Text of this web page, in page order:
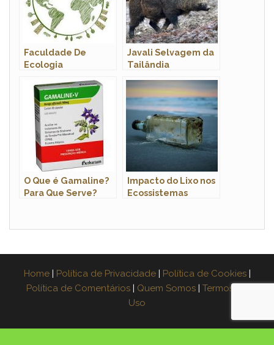
Faculdade De
Ecologia
Javali Selvagem da
Tailândia
O Que é Gamaline?
Para Que Serve?
Impacto do Lixo nos
Ecossistemas
Home | Política de Privacidade | Política de Cookies |
Política de Comentários | Quem Somos | Termos de
Uso